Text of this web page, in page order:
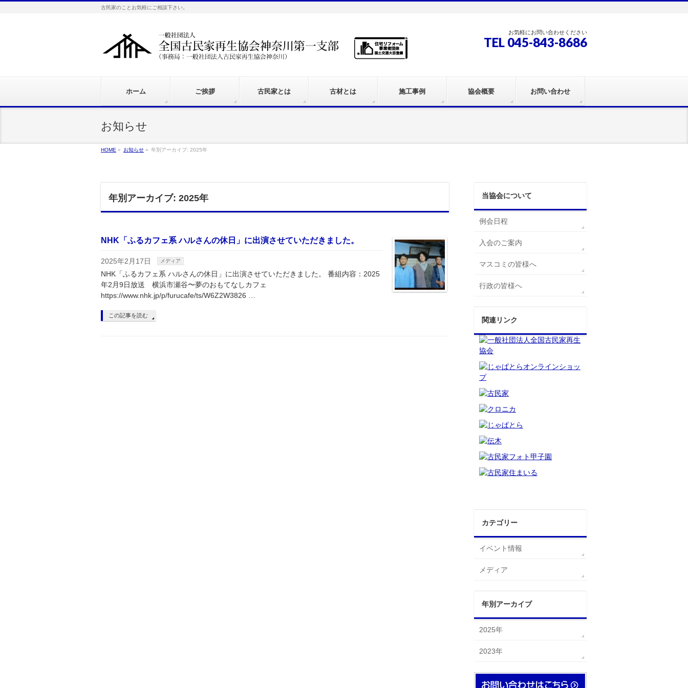
古民家のことお気軽にご相談下さい。
お気軽にお問い合わせください
TEL 045-843-8686
ホーム ご挨拶 古民家とは 古材とは 施工事例 協会概要 お問い合わせ
お知らせ
HOME » お知らせ » 年別アーカイブ: 2025年
年別アーカイブ: 2025年
NHK「ふるカフェ系 ハルさんの休日」に出演させていただきました。
2025年2月17日 メディア
NHK「ふるカフェ系 ハルさんの休日」に出演させていただきました。 番組内容：2025
年2月9日放送 横浜市瀬谷〜夢のおもてなしカフェ
https://www.nhk.jp/p/furucafe/ts/W6Z2W3826 …
この記事を読む
当協会について
例会日程
入会のご案内
マスコミの皆様へ
行政の皆様へ
関連リンク
カテゴリー
イベント情報
メディア
年別アーカイブ
2025年
2023年